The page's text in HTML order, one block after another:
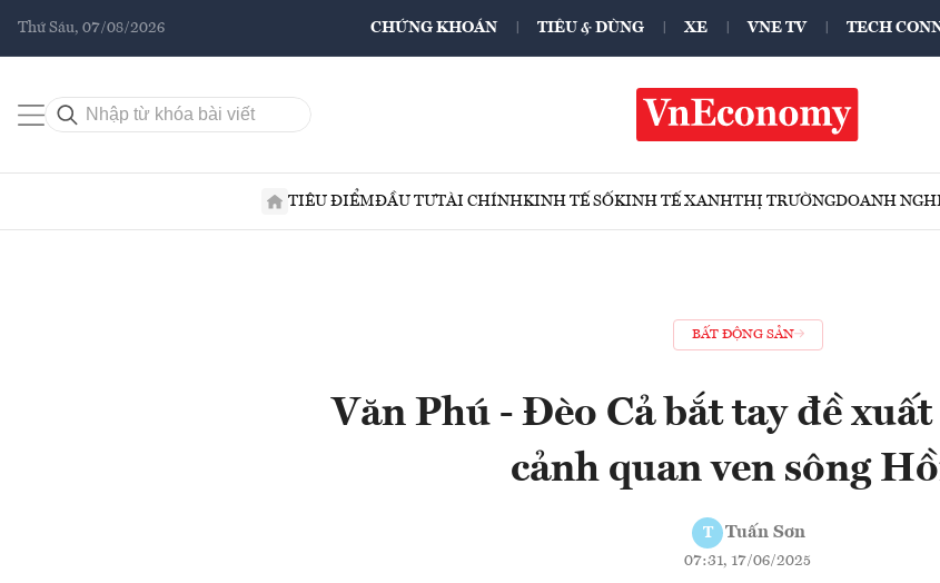
Thứ Sáu, 07/08/2026 CHỨNG KHOÁN TIÊU & DÙNG XE VNE TV TECH
TIÊU ĐIỂMĐẦU TƯTÀI CHÍNHKINH TẾ SỐKINH TẾ XANHTHỊ TRƯỜNGDOANH
BẤT ĐỘNG SẢN
Văn Phú - Đèo Cả bắt tay đề
cảnh quan ven sông
T Tuấn Sơn
07:31, 17/06/2025